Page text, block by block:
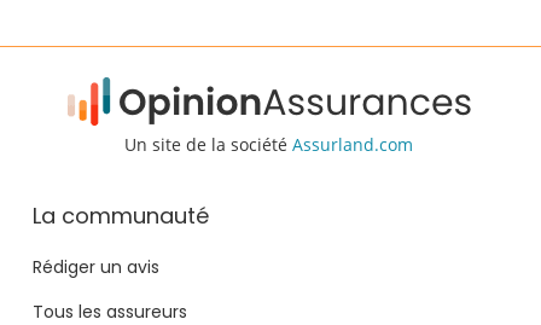
Un site de la société Assurland.com
La communauté
Rédiger un avis
Tous les assureurs